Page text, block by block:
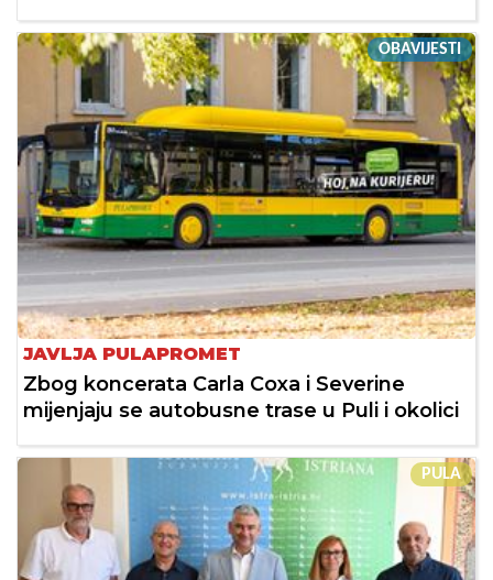
OBAVIJESTI
JAVLJA PULAPROMET
Zbog koncerata Carla Coxa i Severine
mijenjaju se autobusne trase u Puli i okolici
PULA